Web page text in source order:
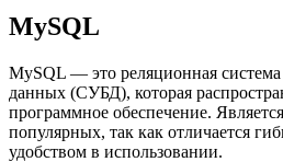
MySQL
MySQL — это реляционная система
данных (СУБД), которая
программное обеспечение.
популярных, так как отличается
удобством в использовании.